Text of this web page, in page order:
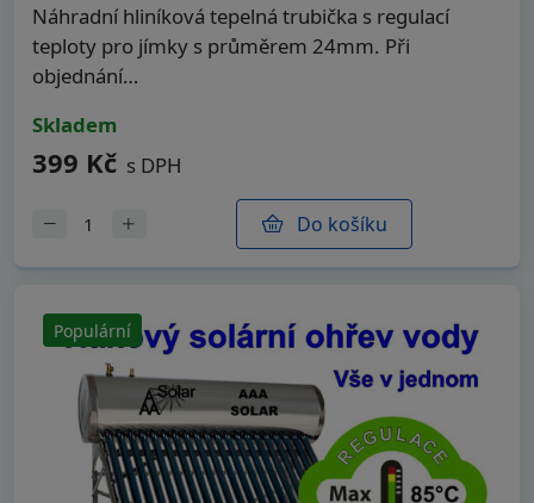
Náhradní hliníková tepelná trubička s regulací
teploty pro jímky s průměrem 24mm. Při
objednání…
skladem
399 Kč s DPH
Do košíku
Populární